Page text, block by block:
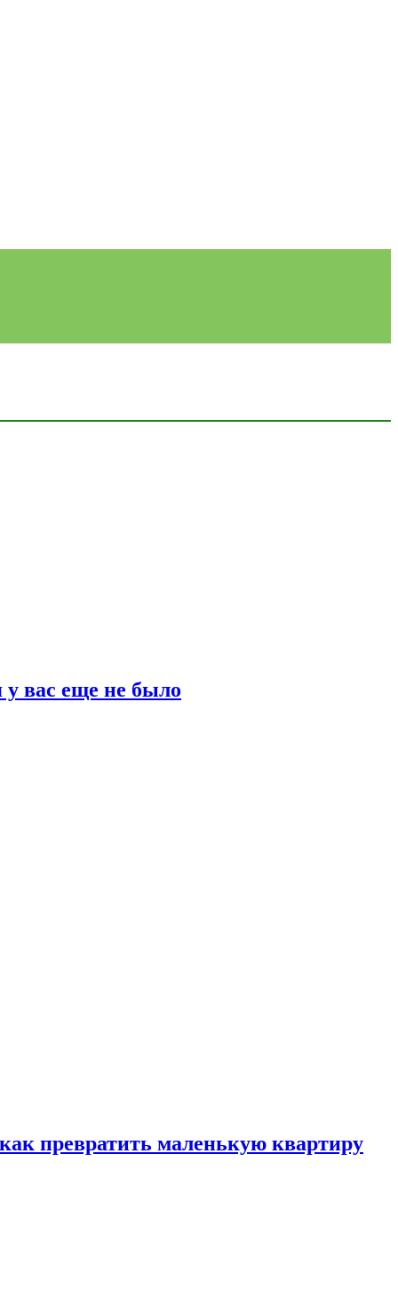
у вас еще не было
превратить маленькую квартиру